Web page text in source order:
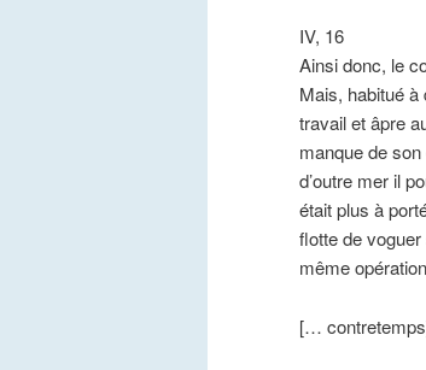
IV, 16
Ainsi donc, le
Mais, habitué
travail et âpre
manque de
d’outre mer il
était plus à
flotte de
même
[…